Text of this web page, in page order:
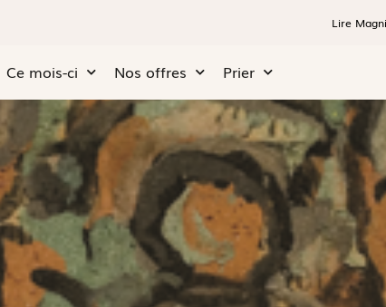
Lire
Ce mois-ci Nos offres Prier